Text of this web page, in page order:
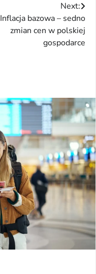
Next:
Inflacja bazowa – sedno
zmian cen w polskiej
gospodarce